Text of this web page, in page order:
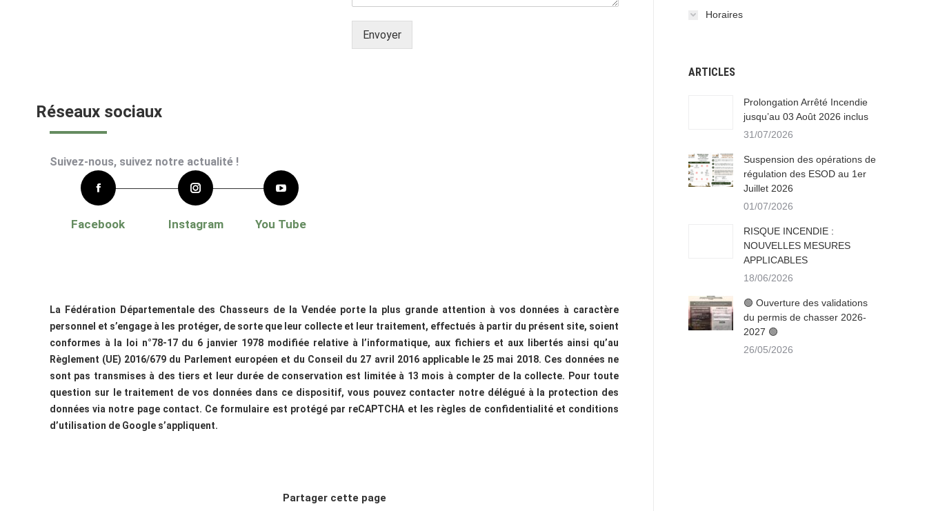
Envoyer
Réseaux sociaux
Suivez-nous, suivez notre actualité !
Facebook Instagram You Tube
La Fédération Départementale des Chasseurs de la Vendée porte la plus grande attention à vos données à caractère
personnel et s’engage à les protéger, de sorte que leur collecte et leur traitement, effectués à partir du présent site, soient
conformes à la loi n°78-17 du 6 janvier 1978 modifiée relative à l’informatique, aux fichiers et aux libertés ainsi qu’au
Règlement (UE) 2016/679 du Parlement européen et du Conseil du 27 avril 2016 applicable le 25 mai 2018. Ces données ne
sont pas transmises à des tiers et leur durée de conservation est limitée à 13 mois à compter de la collecte. Pour toute
question sur le traitement de vos données dans ce dispositif, vous pouvez contacter notre délégué à la protection des
données via notre page contact. Ce formulaire est protégé par reCAPTCHA et les règles de confidentialitéet conditions
d’utilisation de Google s’appliquent.
Partager cette page
Horaires
ARTICLES
Prolongation Arrêté Incendie
jusqu’au 03 Août 2026 inclus
31/07/2026
Suspension des opérations de
régulation des ESOD au 1er
Juillet 2026
01/07/2026
RISQUE INCENDIE :
NOUVELLES MESURES
APPLICABLES
18/06/2026
🟢 Ouverture des validations
du permis de chasser 2026-
2027 🟢
26/05/2026